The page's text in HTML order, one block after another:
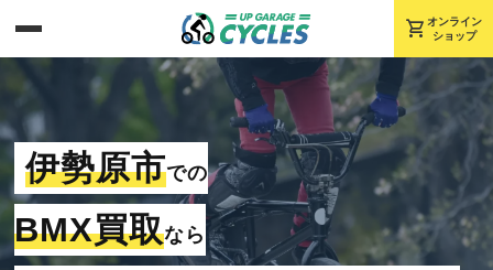
shopping_cart オンライン
ショップ
伊勢原市での
BMX買取なら